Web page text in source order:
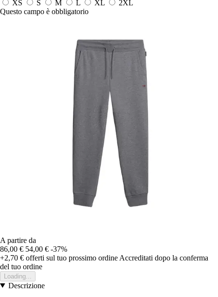
XS S M L XL
2XL
Questo campo è obbligatorio
A partire da
86,00 € 54,00 € -37%
+2,70 € offerti sul tuo prossimo ordine Accreditati dopo la conferma
del tuo ordine
Loading...
Descrizione